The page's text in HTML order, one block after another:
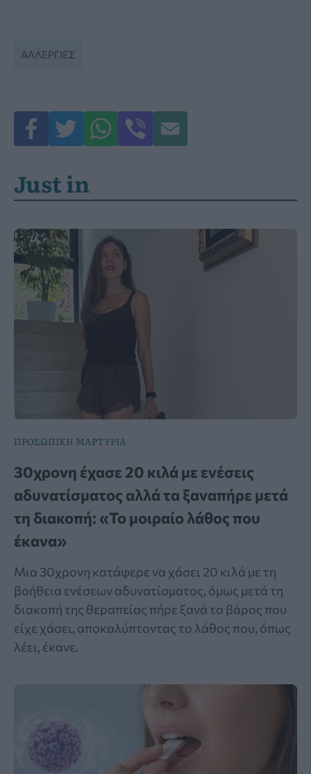
ΑΛΛΕΡΓΊΕΣ
Just in
ΠΡΟΣΩΠΙΚΗ ΜΑΡΤΥΡΙΑ
30χρονη έχασε 20 κιλά με ενέσεις
αδυνατίσματος αλλά τα ξαναπήρε μετά
τη διακοπή: «Το μοιραίο λάθος που
έκανα»
Μια 30χρονη κατάφερε να χάσει 20 κιλά με τη
βοήθεια ενέσεων αδυνατίσματος, όμως μετά τη
διακοπή της θεραπείας πήρε ξανά το βάρος που
είχε χάσει, αποκαλύπτοντας το λάθος που, όπως
λέει, έκανε.